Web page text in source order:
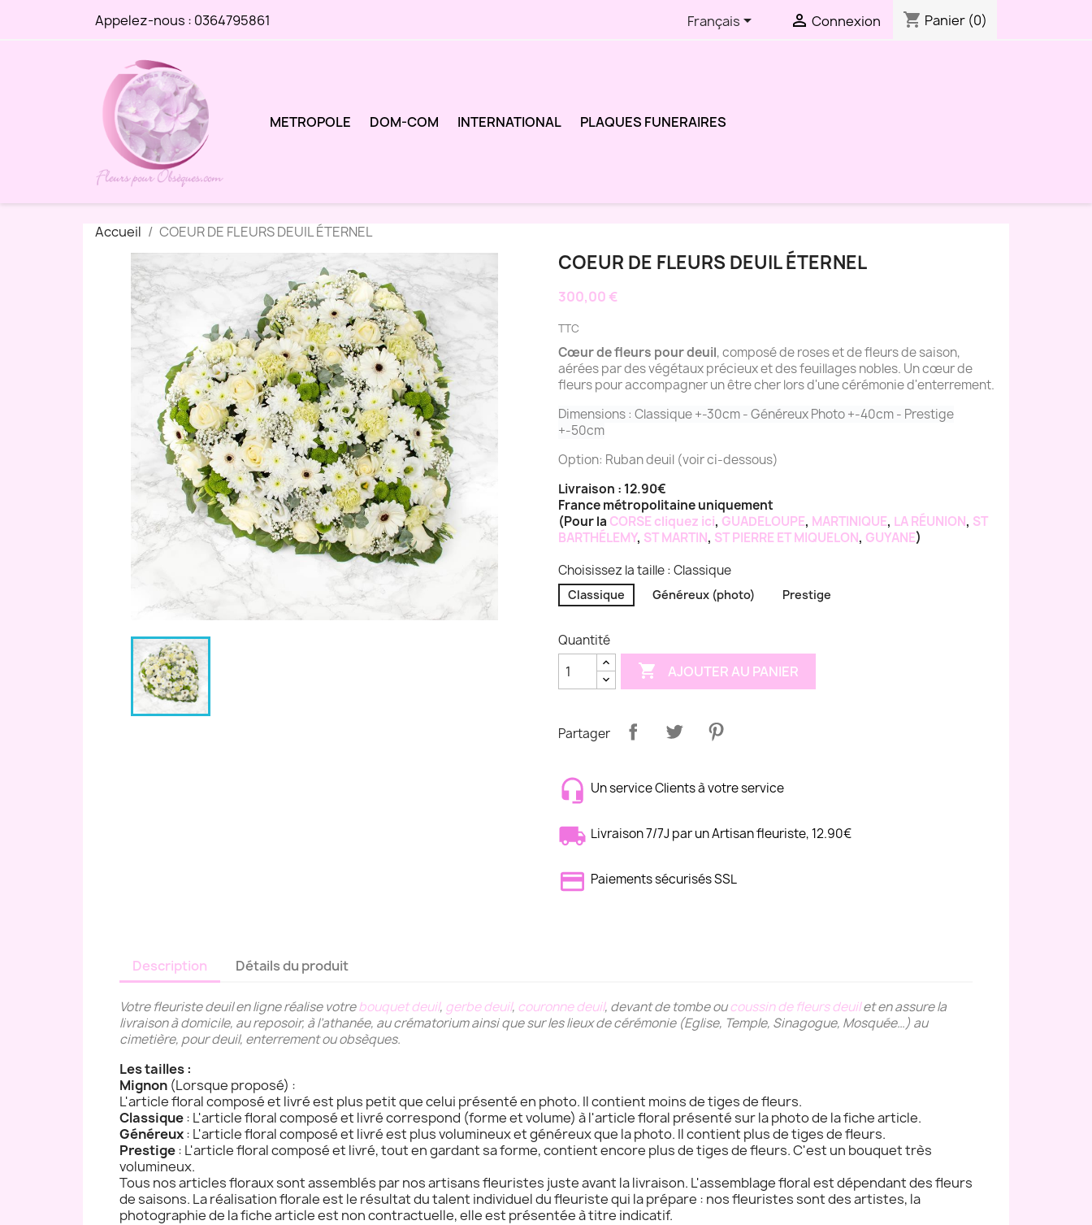
Appelez-nous : 0364795861 Français  Connexion shopping_cart Panier (0)
METROPOLE DOM-COM INTERNATIONAL PLAQUES FUNERAIRES
Accueil COEUR DE FLEURS DEUIL ÉTERNEL
COEUR DE FLEURS DEUIL ÉTERNEL
300,00 €
TTC
Cœur de fleurs pour deuil, composé de roses et de fleurs de saison,
aérées par des végétaux précieux et des feuillages nobles. Un cœur de
fleurs pour accompagner un être cher lors d'une cérémonie d'enterrement.
Dimensions : Classique +-30cm - Généreux Photo +-40cm - Prestige
+-50cm
Option: Ruban deuil (voir ci-dessous)
Livraison : 12.90€
France métropolitaine uniquement
(Pour la CORSE cliquez ici, GUADELOUPE, MARTINIQUE, LA RÉUNION, ST
BARTHÉLEMY, ST MARTIN, ST PIERRE ET MIQUELON, GUYANE)
Choisissez la taille : Classique
Classique Généreux (photo) Prestige
Quantité
 AJOUTER AU PANIER
Partager
Un service Clients à votre service
Livraison 7/7J par un Artisan fleuriste, 12.90€
Paiements sécurisés SSL
Description Détails du produit
Votre fleuriste deuil en ligne réalise votrebouquet deuil, gerbe deuil, couronne deuil, devant de tombe oucoussin de fleurs deuilet en assure la
livraison à domicile, au reposoir, à l’athanée, au crématorium ainsi que sur les lieux de cérémonie (Eglise, Temple, Sinagogue, Mosquée…) au
cimetière, pour deuil, enterrement ou obsèques.
Les tailles :
Mignon (Lorsque proposé) :
L'article floral composé et livré est plus petit que celui présenté en photo. Il contient moins de tiges de fleurs.
Classique: L'article floral composé et livré correspond (forme et volume) à l'article floral présenté sur la photo de la fiche article.
Généreux: L'article floral composé et livré est plus volumineux et généreux que la photo. Il contient plus de tiges de fleurs.
Prestige: L'article floral composé et livré, tout en gardant sa forme, contient encore plus de tiges de fleurs. C'est un bouquet très
volumineux.
Tous nos articles floraux sont assemblés par nos artisans fleuristes juste avant la livraison. L'assemblage floral est dépendant des fleurs
de saisons. La réalisation florale est le résultat du talent individuel du fleuriste qui la prépare : nos fleuristes sont des artistes, la
photographie de la fiche article est non contractuelle, elle est présentée à titre indicatif.